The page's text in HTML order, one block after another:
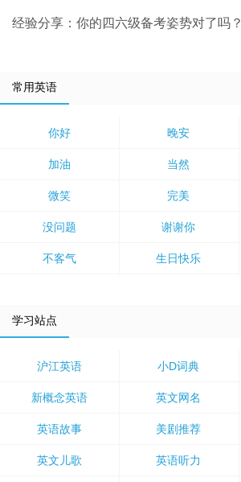
经验分享：你的四六级备考姿势对了吗？
常用英语
你好 晚安
加油 当然
微笑 完美
没问题 谢谢你
不客气 生日快乐
学习站点
沪江英语 小D词典
新概念英语 英文网名
英语故事 美剧推荐
英文儿歌 英语听力